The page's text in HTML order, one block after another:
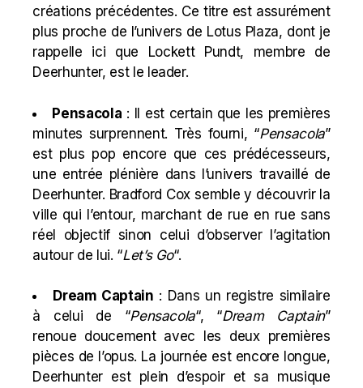
créations précédentes. Ce titre est assurément
plus proche de l’univers de Lotus Plaza, dont je
rappelle ici que Lockett Pundt, membre de
Deerhunter, est le leader.
Pensacola : Il est certain que les premières
minutes surprennent. Très fourni, “Pensacola”
est plus pop encore que ces prédécesseurs,
une entrée plénière dans l’univers travaillé de
Deerhunter. Bradford Cox semble y découvrir la
ville qui l’entour, marchant de rue en rue sans
réel objectif sinon celui d’observer l’agitation
autour de lui. “Let’s Go“.
Dream Captain : Dans un registre similaire
à celui de “Pensacola“, “Dream Captain”
renoue doucement avec les deux premières
pièces de l’opus. La journée est encore longue,
Deerhunter est plein d’espoir et sa musique